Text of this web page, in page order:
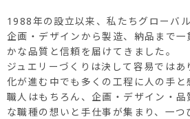
1988年の設立以来、私たちグローバ
企画・デザインから製造、納品まで
かな品質と信頼を届けてきました。
ジュエリーづくりは決して容易では
化が進む中でも多くの工程に人の手と
職人はもちろん、企画・デザイン・品
な職種の想いと手仕事が集まり、一つ